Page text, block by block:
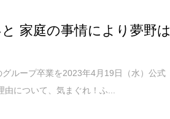
家庭の事情により夢野は
ループ卒業を2023年4月19日（水）公式
について、気まぐれ！ふ...